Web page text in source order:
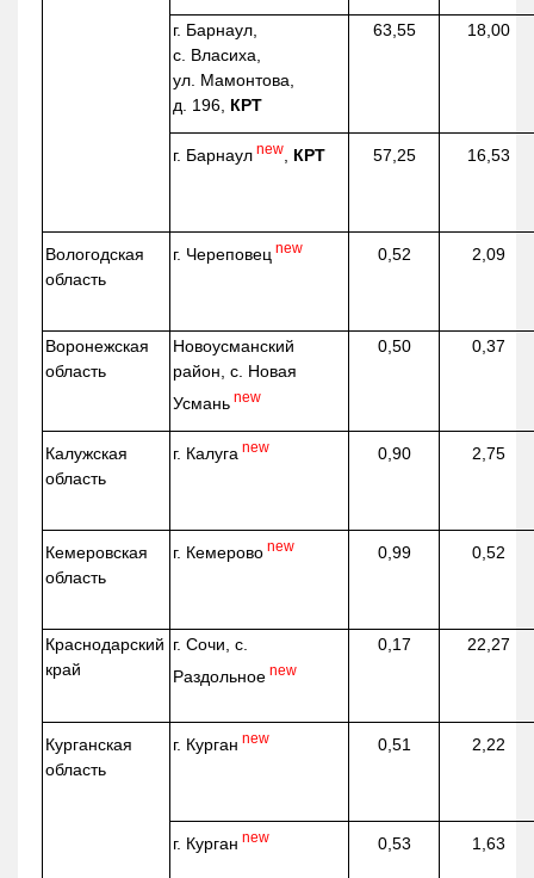
г. Барнаул,
с. Власиха,
ул. Мамонтова,
д. 196, КРТ
63,55 18,00
г. Барнаул new КРТ 57,25 16,53
Вологодская
область
г. Череповец new 0,52 2,09
Воронежская
область
Новоусманский
район, с. Новая
Усмань new
0,50 0,37
Калужская
область
г. Калуга new 0,90 2,75
Кемеровская
область
г. Кемерово new 0,99 0,52
Краснодарский
край
г. Сочи, с.
Раздольное new
0,17 22,27
Курганская
область
г. Курган new 0,51 2,22
г. Курган new 0,53 1,63